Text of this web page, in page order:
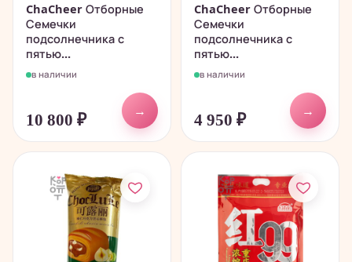
ChaCheer Отборные
Семечки
подсолнечника с
пятью...
в наличии
10 800 ₽
→
ChaCheer Отборные
Семечки
подсолнечника с
пятью...
в наличии
4 950 ₽
→